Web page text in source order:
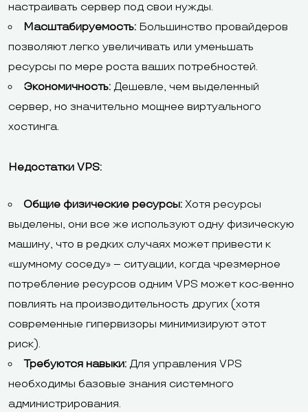
настраивать сервер под свои нужды.
Масштабируемость: Большинство провайдеров
позволяют легко увеличивать или уменьшать
ресурсы по мере роста ваших потребностей.
Экономичность: Дешевле, чем выделенный
сервер, но значительно мощнее виртуального
хостинга.
Недостатки VPS:
Общие физические ресурсы: Хотя ресурсы
выделены, они все же используют одну физическую
машину, что в редких случаях может привести к
«шумному соседу» – ситуации, когда чрезмерное
потребление ресурсов одним VPS может кос-венно
повлиять на производительность других (хотя
современные гипервизоры минимизируют этот
риск).
Требуются навыки: Для управления VPS
необходимы базовые знания системного
администрирования.